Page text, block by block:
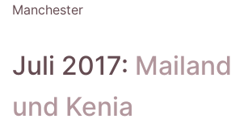
Manchester
Juli 2017:
und Kenia